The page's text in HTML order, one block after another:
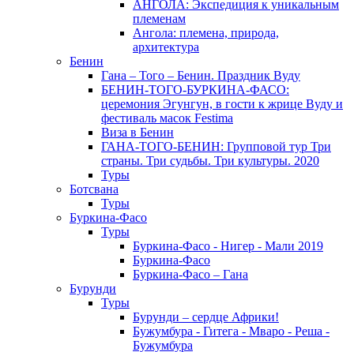
АНГОЛА: Экспедиция к уникальным
племенам
Ангола: племена, природа,
архитектура
Бенин
Гана – Того – Бенин. Праздник Вуду
БЕНИН-ТОГО-БУРКИНА-ФАСО:
церемония Эгунгун, в гости к жрице Вуду и
фестиваль масок Festima
Виза в Бенин
ГАНА-ТОГО-БЕНИН: Групповой тур Три
страны. Три судьбы. Три культуры. 2020
Туры
Ботсвана
Туры
Буркина-Фасо
Туры
Буркина-Фасо - Нигер - Мали 2019
Буркина-Фасо
Буркина-Фасо – Гана
Бурунди
Туры
Бурунди – сердце Африки!
Бужумбура - Гитега - Мваро - Реша -
Бужумбура